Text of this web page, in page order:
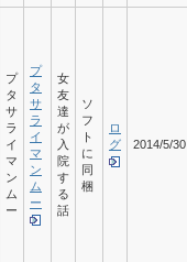
プ
タ
サ
ラ
イ
マ
ン
ム
ー
プ
タ
サ
ラ
イ
マ
ン
ム
ー
女
友
達
が
入
院
す
る
話
ソ
フ
ト
に
同
梱
ロ
グ
2014/5/30